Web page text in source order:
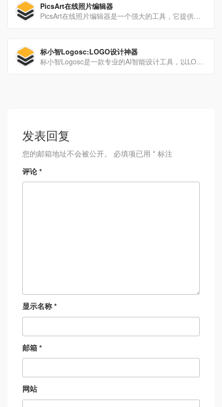
PicsArt在线照片编辑器
PicsArt在线照片编辑器是一个强大的工具，它提供了一系列易于使用的在线编辑功能，使普通用户和专业设计师都能够快速提升照片质量，并将其融入到各种创意设计中。
标小智Logosc:LOGO设计神器
标小智Logosc是一款专业的AI智能设计工具，以LOGO商标设计生成为核心功能。此外，它还提供名片、海报、头像、印章等图像的智能生成和处理服务。产品特点包括提供专业的AI设计辅助...
发表回复
您的邮箱地址不会被公开。 必填项已用 * 标注
评论*
显示名称*
邮箱*
网站